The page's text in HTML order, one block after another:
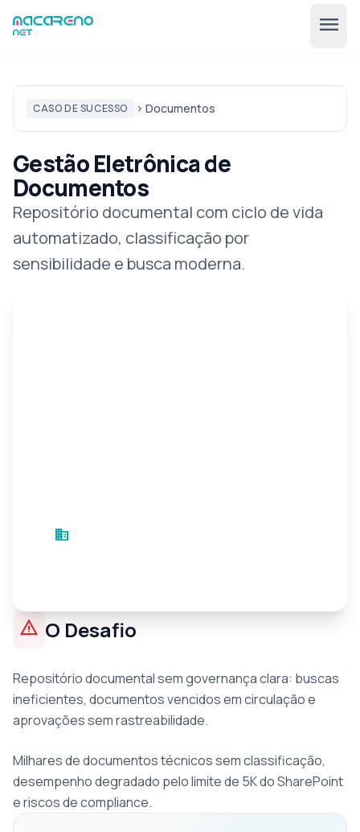
menu
🇧🇷PTexpand_more
CASO DE SUCESSO chevron_right Documentos
Gestão Eletrônica de
Documentos
Repositório documental com ciclo de vida
automatizado, classificação por
sensibilidade e busca moderna.
business
warning O Desafio
Repositório documental sem governança clara: buscas
ineficientes, documentos vencidos em circulação e
aprovações sem rastreabilidade.
Milhares de documentos técnicos sem classificação,
desempenho degradado pelo limite de 5K do SharePoint
e riscos de compliance.